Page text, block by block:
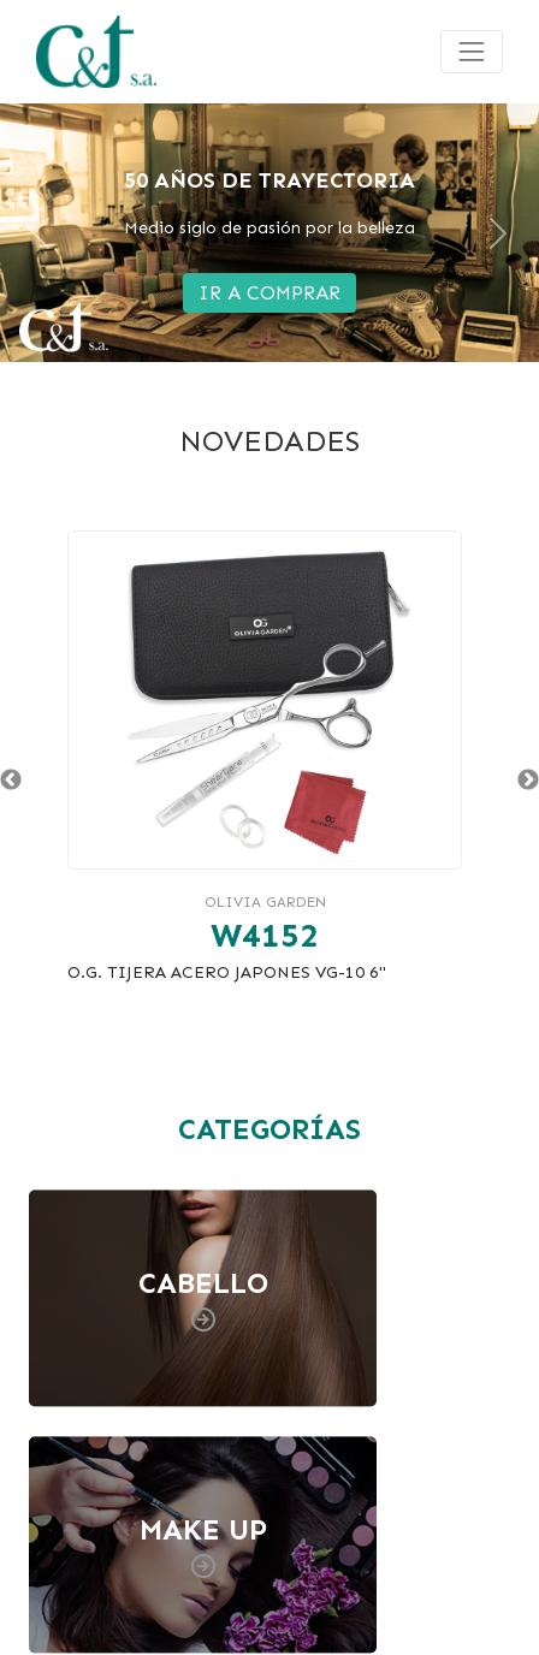
FOX ION 3
Ahora tambien en color Rojo
IR A COMPRAR
Previous Next
NOVEDADES
W4152
O.G. TIJERA ACERO JAPONES VG-10 6"
CATEGORÍAS
CABELLO
MAKE UP